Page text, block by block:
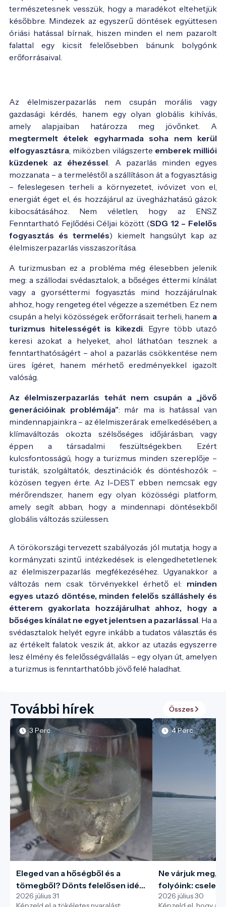
természetesnek vesszük, hogy a maradékot eltehetjük
későbbre. Mindezek az egyszerű döntések együttesen
óriási hatással bírnak, hiszen minden el nem pazarolt
falattal egy kicsit felelősebben bánunk bolygónk
erőforrásaival.
Az élelmiszerpazarlás nem csupán morális vagy
gazdasági kérdés, hanem egy olyan globális kihívás,
amely alapjaiban határozza meg jövőnket. A
megtermelt ételek egyharmada soha nem kerül
elfogyasztásra , miközben világszerte emberek milliói
küzdenek az éhezéssel . A pazarlás minden egyes
mozzanata – a termeléstől a szállításon át a fogyasztásig
– feleslegesen terheli a környezetet, ivóvizet von el,
energiát éget el, és hozzájárul az üvegházhatású gázok
kibocsátásához. Nem véletlen, hogy az ENSZ
Fenntartható Fejlődési Céljai között (SDG 12 – Felelős
fogyasztás és termelés) kiemelt hangsúlyt kap az
élelmiszerpazarlás visszaszorítása.
A turizmusban ez a probléma még élesebben jelenik
meg: a szállodai svédasztalok, a bőséges éttermi kínálat
vagy a gyorséttermi fogyasztás mind hozzájárulnak
ahhoz, hogy rengeteg étel végezze a szemétben. Ez nem
csupán a helyi közösségek erőforrásait terheli, hanem a
turizmus hitelességét is kikezdi . Egyre több utazó
keresi azokat a helyeket, ahol láthatóan tesznek a
fenntarthatóságért – ahol a pazarlás csökkentése nem
üres ígéret, hanem mérhető eredményekkel igazolt
valóság.
Az élelmiszerpazarlás tehát nem csupán a „jövő
generációinak problémája”: már ma is hatással van
mindennapjainkra – az élelmiszerárak emelkedésében, a
klímaváltozás okozta szélsőséges időjárásban, vagy
éppen a társadalmi feszültségekben. Ezért
kulcsfontosságú, hogy a turizmus minden szereplője –
turisták, szolgáltatók, desztinációk és döntéshozók –
közösen tegyen érte. Az I-DEST ebben nemcsak egy
mérőrendszer, hanem egy olyan közösségi platform,
amely segít abban, hogy a mindennapi döntésekből
globális változás szülessen.
A törökországi tervezett szabályozás jól mutatja, hogy a
kormányzati szintű intézkedések is elengedhetetlenek
az élelmiszerpazarlás megfékezéséhez. Ugyanakkor a
változás nem csak törvényekkel érhető el: minden
egyes utazó döntése, minden felelős szálláshely és
étterem gyakorlata hozzájárulhat ahhoz, hogy a
bőséges kínálat ne egyet jelentsen a pazarlással . Ha a
svédasztalok helyét egyre inkább a tudatos választás és
az értékelt falatok veszik át, akkor az utazás egyszerre
lesz élmény és felelősségvállalás – egy olyan út, amelyen
a turizmus is fenntarthatóbb jövő felé haladhat.
További hírek Összes
3 Perc
Eleged van a hőségből és a
tömegből? Dönts felelősen idén
nyáron, és védd meg a helyi
2026 július 31
4 Perc
Ne várjuk meg,
folyóink:
Túlfogyasztás
2026 július 30